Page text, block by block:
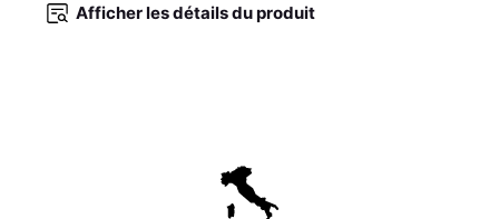
Afficher les détails du produit